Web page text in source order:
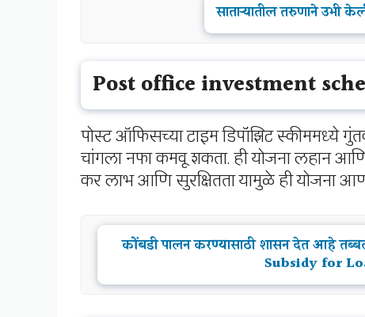
साताऱ्यातील तरुणाने उभी
Post office investment
पोस्ट ऑफिसच्या टाइम डिपॉझिट
चांगला नफा कमवू शकता. ही योजना लहान
कर लाभ आणि सुरक्षितता यामुळे ही योजना
कोंबडी पालन करण्यासाठी शासन देत आहे
Subsidy for